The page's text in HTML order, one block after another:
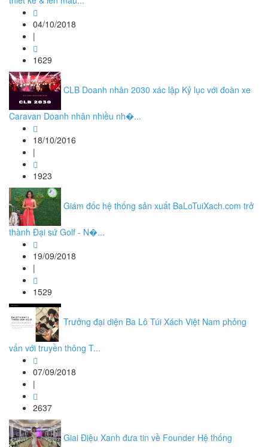
04/10/2018
|
1629
CLB Doanh nhân 2030 xác lập Kỷ lục với đoàn xe
Caravan Doanh nhân nhiều nh�...
18/10/2016
|
1923
Giám đốc hệ thống sản xuất BaLoTuiXach.com trở
thành Đại sứ Golf - N�...
19/09/2018
|
1529
Trưởng đại diện Ba Lô Túi Xách Việt Nam phỏng
vấn với truyền thông T...
07/09/2018
|
2637
Giai Điệu Xanh đưa tin về Founder Hệ thống